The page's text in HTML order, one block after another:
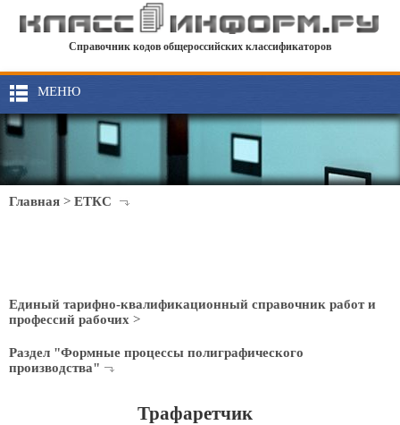
Справочник кодов общероссийских классификаторов
МЕНЮ
Главная > ЕТКС
Единый тарифно-квалификационный справочник работ и
профессий рабочих >
Раздел "Формные процессы полиграфического
производства"
Трафаретчик